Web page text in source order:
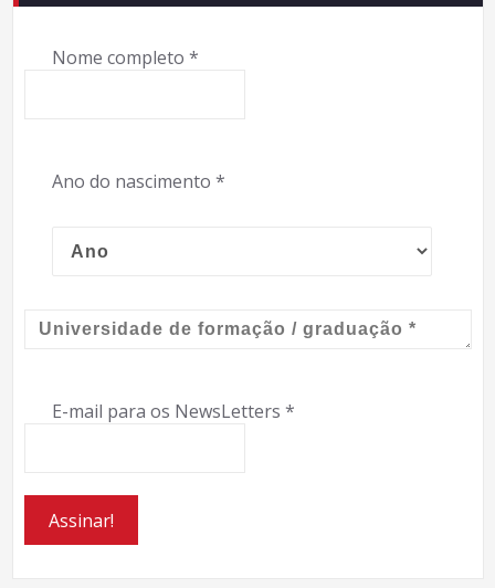
Nome completo *
Ano do nascimento *
E-mail para os NewsLetters *